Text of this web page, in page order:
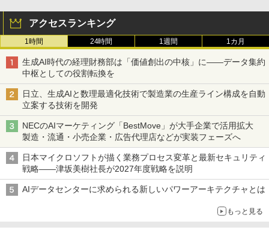
アクセスランキング
1時間 24時間 1週間 1カ月
生成AI時代の経理財務部は「価値創出の中核」に――データ集約
中枢としての役割転換を
日立、生成AIと数理最適化技術で製造業の生産ライン構成を自動
立案する技術を開発
NECのAIマーケティング「BestMove」が大手企業で活用拡大
製造・流通・小売企業・広告代理店などが実装フェーズへ
日本マイクロソフトが描く業務プロセス変革と最新セキュリティ
戦略――津坂美樹社長が2027年度戦略を説明
AIデータセンターに求められる新しいパワーアーキテクチャとは
もっと見る